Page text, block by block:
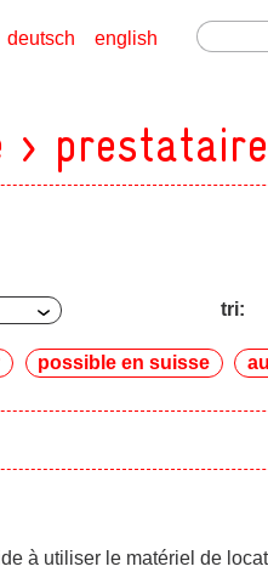
english
deutsch
tri:
possible en suisse
à utiliser le matériel de